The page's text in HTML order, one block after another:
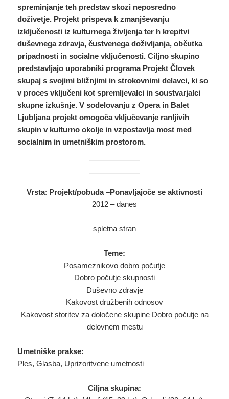
spreminjanje teh predstav skozi neposredno
doživetje. Projekt prispeva k zmanjševanju
izključenosti iz kulturnega življenja ter h krepitvi
duševnega zdravja, čustvenega doživljanja, občutka
pripadnosti in socialne vključenosti. Ciljno skupino
predstavljajo uporabniki programa Projekt Človek
skupaj s svojimi bližnjimi in strokovnimi delavci, ki so
v proces vključeni kot spremljevalci in soustvarjalci
skupne izkušnje. V sodelovanju z Opera in Balet
Ljubljana projekt omogoča vključevanje ranljivih
skupin v kulturno okolje in vzpostavlja most med
socialnim in umetniškim prostorom.
Vrsta: Projekt/pobuda –Ponavljajoče se aktivnosti
2012 – danes
spletna stran
Teme:
Posameznikovo dobro počutje
Dobro počutje skupnosti
Duševno zdravje
Kakovost družbenih odnosov
Kakovost storitev za določene skupine Dobro počutje na
delovnem mestu
Umetniške prakse:
Ples, Glasba, Uprizoritvene umetnosti
Ciljna skupina: